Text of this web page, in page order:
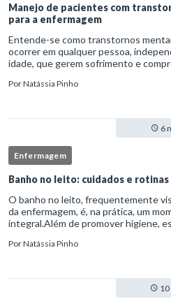
Manejo de pacientes com
para a enfermagem
Entende-se como transtornos
ocorrer em qualquer pessoa,
idade, que gerem sofrimento e
PorNatássia Pinho
6
Enfermagem
Banho no leito: cuidados e
O banho no leito, frequentemente
da enfermagem, é, na prática, um
integral.Além de promover higiene,
PorNatássia Pinho